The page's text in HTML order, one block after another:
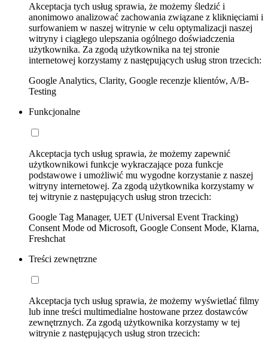
Akceptacja tych usług sprawia, że możemy śledzić i
anonimowo analizować zachowania związane z kliknięciami i
surfowaniem w naszej witrynie w celu optymalizacji naszej
witryny i ciągłego ulepszania ogólnego doświadczenia
użytkownika. Za zgodą użytkownika na tej stronie
internetowej korzystamy z następujących usług stron trzecich:
Google Analytics, Clarity, Google recenzje klientów, A/B-
Testing
Funkcjonalne
Akceptacja tych usług sprawia, że możemy zapewnić
użytkownikowi funkcje wykraczające poza funkcje
podstawowe i umożliwić mu wygodne korzystanie z naszej
witryny internetowej. Za zgodą użytkownika korzystamy w
tej witrynie z następujących usług stron trzecich:
Google Tag Manager, UET (Universal Event Tracking)
Consent Mode od Microsoft, Google Consent Mode, Klarna,
Freshchat
Treści zewnętrzne
Akceptacja tych usług sprawia, że możemy wyświetlać filmy
lub inne treści multimedialne hostowane przez dostawców
zewnętrznych. Za zgodą użytkownika korzystamy w tej
witrynie z następujących usług stron trzecich: